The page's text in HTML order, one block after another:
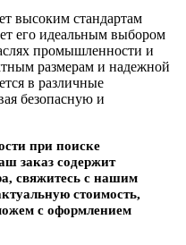
высоким стандартам
его идеальным выбором
промышленности и
размерам и надежной
в различные
безопасную и
при поиске
заказ содержит
свяжитесь с нашим
стоимость,
с оформлением